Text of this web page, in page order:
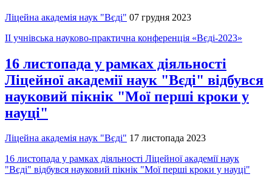
Ліцейна академія наук "Вєді" 07 грудня 2023
ІІ учнівська науково-практична конференція «Вєді-2023»
16 листопада у рамках діяльності
Ліцейної академії наук "Вєді" відбувся
науковий пікнік "Мої перші кроки у
науці"
Ліцейна академія наук "Вєді" 17 листопада 2023
16 листопада у рамках діяльності Ліцейної академії наук
"Вєді" відбувся науковий пікнік "Мої перші кроки у науці"